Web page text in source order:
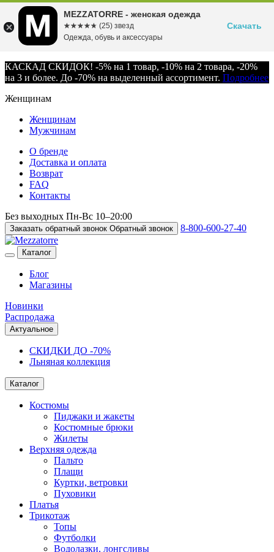
КАСКАД СКИДОК! -5% на 1 товар, -10% на 2 товара, -20%
на 3 и более. До -70% на выделенный ассортимент. Подробнее
Женщинам
Женщинам
Мужчинам
О бренде
Доставка и оплата
Возврат
FAQ
Контакты
Без выходных Пн-Вс 10–20:00
Заказать обратный звонок Обратный звонок 8-800-600-27-40
Каталог
Блог
Магазины
Новинки
Распродажа
Актуальное
СКИДКИ ДО -70%
Льняная коллекция
Каталог
Костюмы
Пиджаки и жакеты
Костюмные брюки
Жилеты
Верхняя одежда
Пальто
Плащи
Куртки, ветровки
Пуховики
Платья
Трикотаж
Топы
Футболки
Водолазки, лонгсливы
MEZZATORRE - женская одежда
☆☆☆☆☆
★★★★★ (25) звезд
Одежда, обувь и аксессуары
Скачать